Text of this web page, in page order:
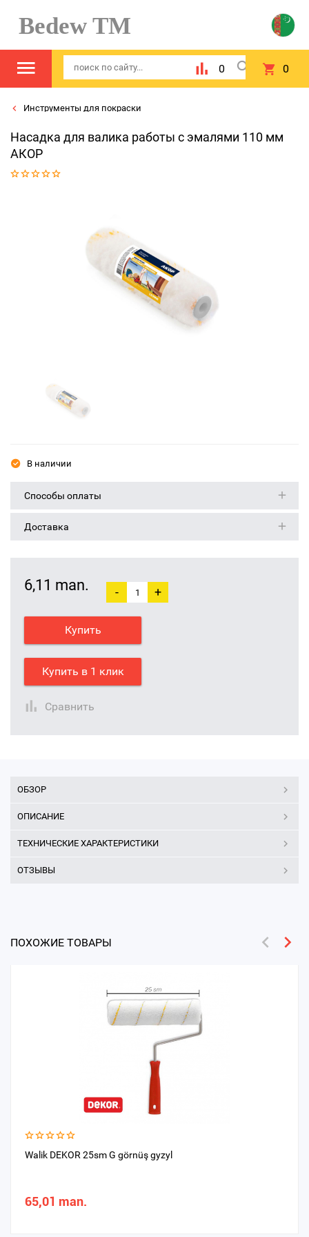
Bedew TM
0 0
Инструменты для покраски
Насадка для валика работы с эмалями 110 мм
АКОР
В наличии
Способы оплаты
Доставка
6,11 man. - +
Купить
Купить в 1 клик
Сравнить
ОБЗОР
ОПИСАНИЕ
ТЕХНИЧЕСКИЕ ХАРАКТЕРИСТИКИ
ОТЗЫВЫ
ПОХОЖИЕ ТОВАРЫ
Walik DEKOR 25sm G görnüş gyzyl
65,01 man.